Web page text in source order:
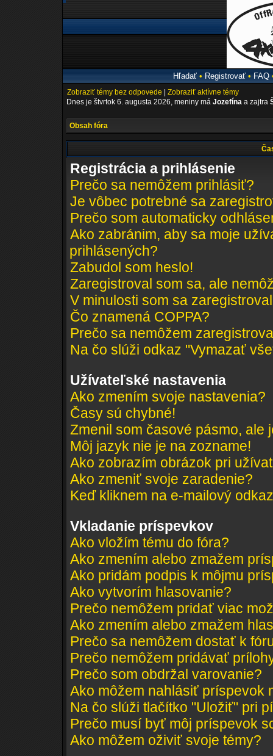
Hľadať• Registrovať• FAQ
Zobraziť témy bez odpovede
Zobraziť aktívne témy
Dnes je štvrtok 6. augusta 2026, meniny má Jozefína a zajtra
Obsah fóra
Registrácia a prihlásenie
Prečo sa nemôžem prihlásiť?
Je vôbec potrebné sa
Prečo som automaticky
Ako zabránim, aby sa moje
prihlásených?
Zabudol som heslo!
Zaregistroval som sa, ale
V minulosti som sa
Čo znamená COPPA?
Prečo sa nemôžem
Na čo slúži odkaz "Vymazať
Užívateľské nastavenia
Ako zmením svoje nastavenia?
Časy sú chybné!
Zmenil som časové pásmo, ale
Môj jazyk nie je na zozname!
Ako zobrazím obrázok pri
Ako zmeniť svoje zaradenie?
Keď kliknem na e-mailový
Vkladanie príspevkov
Ako vložím tému do fóra?
Ako zmením alebo zmažem
Ako pridám podpis k môjmu
Ako vytvorím hlasovanie?
Prečo nemôžem pridať viac
Ako zmením alebo zmažem
Prečo sa nemôžem dostať k
Prečo nemôžem pridávať
Prečo som obdržal varovanie?
Ako môžem nahlásiť príspevok
Na čo slúži tlačítko "Uložiť" pri
Prečo musí byť môj príspevok
Ako môžem oživiť svoje témy?